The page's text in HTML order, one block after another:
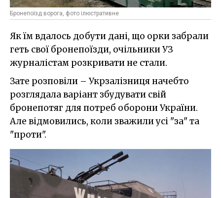
Бронепоїзд ворога, фото ілюстративне
Як їм вдалось добути дані, що орки забрали
геть свої бронепоїзди, очільники УЗ
журналістам розкривати не стали.
Зате розповіли – Укрзалізниця начебто
розглядала варіант збудувати свій
бронепотяг для потреб оборони України.
Але відмовились, коли зважили усі "за" та
"проти".